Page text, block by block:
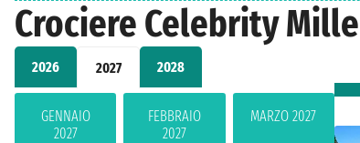
Crociere Celebrity
2026 2027 2028
GENNAIO
2027
FEBBRAIO
2027
MARZO 2027